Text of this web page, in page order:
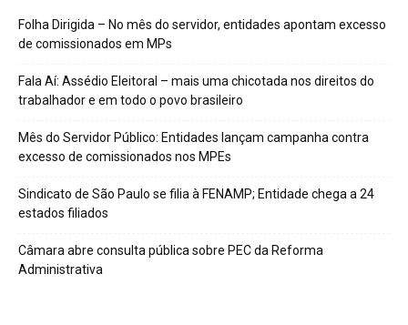
Folha Dirigida – No mês do servidor, entidades apontam excesso
de comissionados em MPs
Fala Aí: Assédio Eleitoral – mais uma chicotada nos direitos do
trabalhador e em todo o povo brasileiro
Mês do Servidor Público: Entidades lançam campanha contra
excesso de comissionados nos MPEs
Sindicato de São Paulo se filia à FENAMP; Entidade chega a 24
estados filiados
Câmara abre consulta pública sobre PEC da Reforma
Administrativa